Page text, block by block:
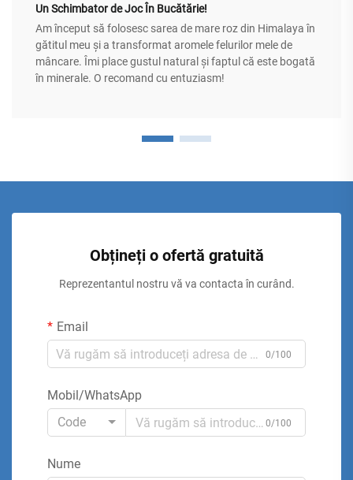
Un Schimbator de Joc În Bucătărie!
Am început să folosesc sarea de mare roz din Himalaya în
gătitul meu și a transformat aromele felurilor mele de
mâncare. Îmi place gustul natural și faptul că este bogată
în minerale. O recomand cu entuziasm!
Obțineți o ofertă gratuită
Reprezentantul nostru vă va contacta în curând.
Email
0/100
Mobil/WhatsApp
Code
0/100
Nume